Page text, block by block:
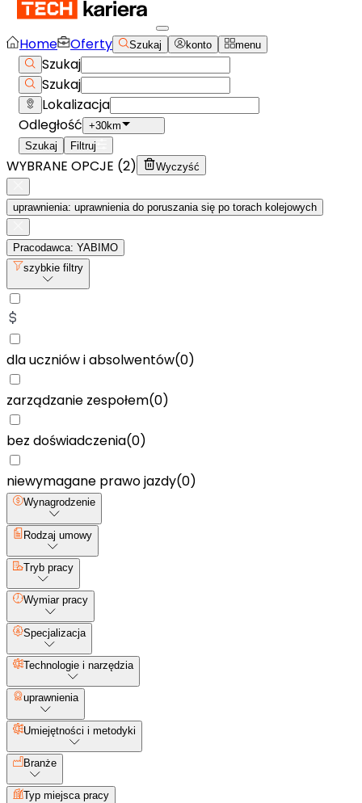
Home Oferty Szukaj konto menu
Szukaj
Szukaj
Lokalizacja
Odległość +30km
Szukaj
Filtruj
WYBRANE OPCJE (2) Wyczyść
uprawnienia: uprawnienia do poruszania się po torach kolejowych
Pracodawca: YABIMO
szybkie filtry
dla uczniów i absolwentów(0)
zarządzanie zespołem(0)
bez doświadczenia(0)
niewymagane prawo jazdy(0)
Wynagrodzenie
Rodzaj umowy
Tryb pracy
Wymiar pracy
Specjalizacja
Technologie i narzędzia
uprawnienia
Umiejętności i metodyki
Branże
Typ miejsca pracy